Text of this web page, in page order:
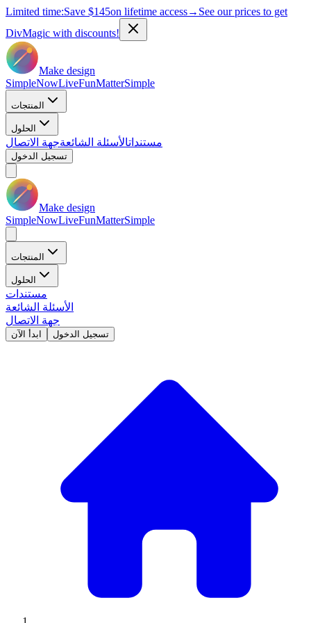
Limited time:Save $145on lifetime access→ See our prices to get
DivMagic with discounts!
Make design
SimpleNowLiveFunMatterSimple
المنتجات
الحلول
مستنداتالأسئلة الشائعةجهة الاتصال
تسجيل الدخول
Make design
SimpleNowLiveFunMatterSimple
المنتجات
الحلول
مستندات
الأسئلة الشائعة
جهة الاتصال
ابدأ الآن تسجيل الدخول